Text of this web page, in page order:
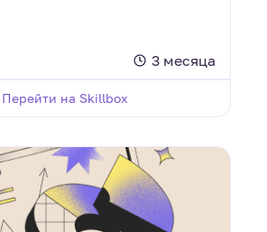
3 месяца
Перейти на Skillbox